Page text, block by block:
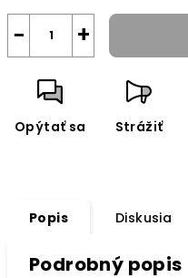
+
−
Opýtať sa Strážiť
Popis Diskusia
Podrobný popis